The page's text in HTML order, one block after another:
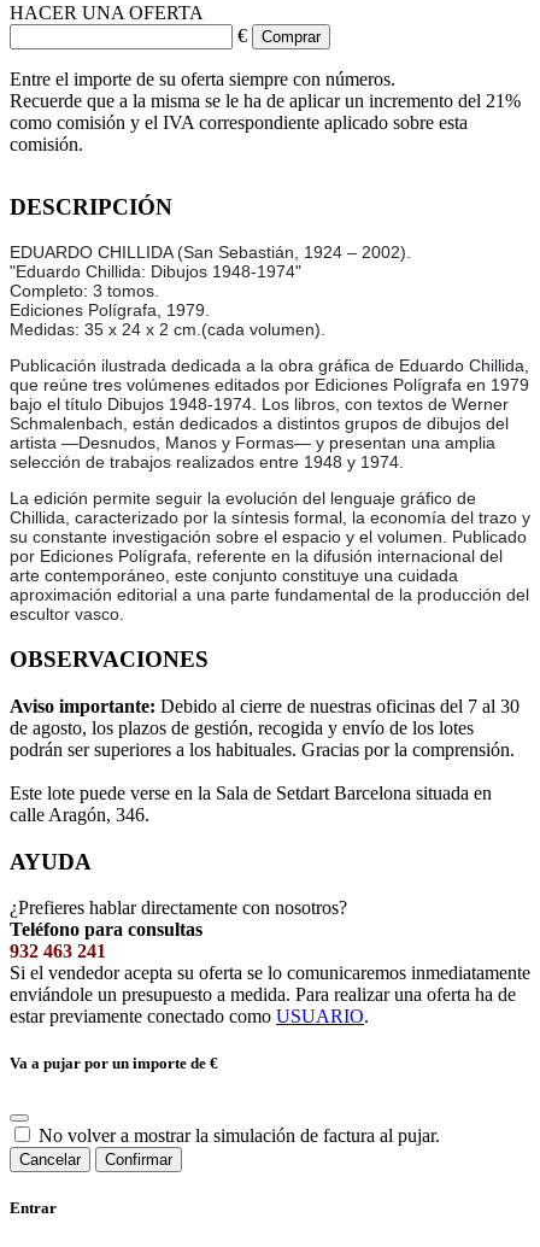
HACER UNA OFERTA
€
Entre el importe de su oferta siempre con números.
Recuerde que a la misma se le ha de aplicar un incremento del 21%
como comisión y el IVA correspondiente aplicado sobre esta
comisión.
DESCRIPCIÓN
EDUARDO CHILLIDA (San Sebastián, 1924 – 2002).
"Eduardo Chillida: Dibujos 1948-1974"
Completo: 3 tomos.
Ediciones Polígrafa, 1979.
Medidas: 35 x 24 x 2 cm.(cada volumen).
Publicación ilustrada dedicada a la obra gráfica de Eduardo Chillida,
que reúne tres volúmenes editados por Ediciones Polígrafa en 1979
bajo el título Dibujos 1948-1974. Los libros, con textos de Werner
Schmalenbach, están dedicados a distintos grupos de dibujos del
artista —Desnudos, Manos y Formas— y presentan una amplia
selección de trabajos realizados entre 1948 y 1974.
La edición permite seguir la evolución del lenguaje gráfico de
Chillida, caracterizado por la síntesis formal, la economía del trazo y
su constante investigación sobre el espacio y el volumen. Publicado
por Ediciones Polígrafa, referente en la difusión internacional del
arte contemporáneo, este conjunto constituye una cuidada
aproximación editorial a una parte fundamental de la producción del
escultor vasco.
OBSERVACIONES
Aviso importante: Debido al cierre de nuestras oficinas del 7 al 30
de agosto, los plazos de gestión, recogida y envío de los lotes
podrán ser superiores a los habituales. Gracias por la comprensión.
Este lote puede verse en la Sala de Setdart Barcelona situada en
calle Aragón, 346.
AYUDA
¿Prefieres hablar directamente con nosotros?
Teléfono para consultas
932 463 241
Si el vendedor acepta su oferta se lo comunicaremos inmediatamente
enviándole un presupuesto a medida. Para realizar una oferta ha de
estar previamente conectado como USUARIO.
Va a pujar por un importe de €
No volver a mostrar la simulación de factura al pujar.
Cancelar Confirmar
Entrar